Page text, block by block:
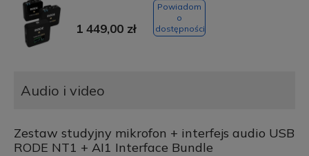
1 449,00 zł
Powiadom
o
dostępności
Audio i video
Zestaw studyjny mikrofon + interfejs audio USB
RODE NT1 + AI1 Interface Bundle